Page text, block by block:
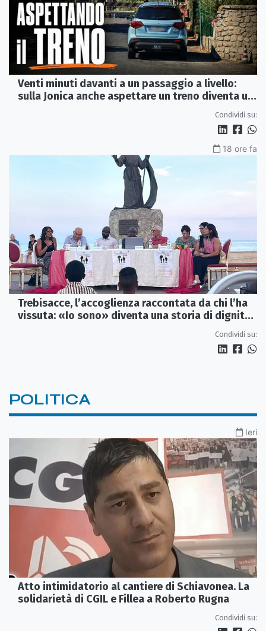
Venti minuti davanti a un passaggio a livello:
sulla Jonica anche aspettare un treno diventa un
Condividi su:
18 ore fa
Trebisacce, l’accoglienza raccontata da chi l’ha
vissuta: «Io sono» diventa una storia di dignità
Condividi su:
POLITICA
Ieri
Atto intimidatorio al cantiere di Schiavonea. La
solidarietà di CGIL e Fillea a Roberto Rugna
Condividi su: